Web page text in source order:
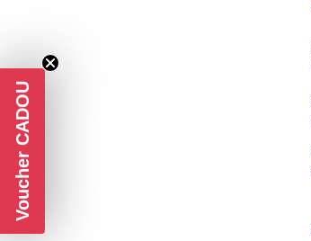
Voucher CADOU